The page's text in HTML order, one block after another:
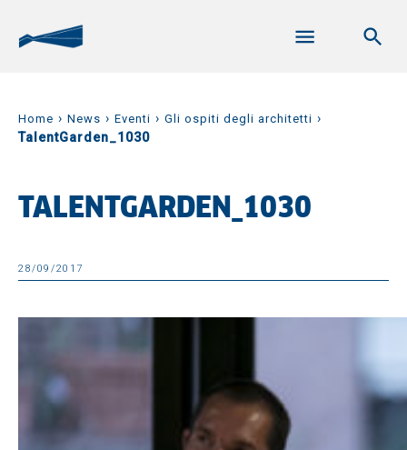
Home › News › Eventi › Gli ospiti degli architetti ›
TalentGarden_1030
TALENTGARDEN_1030
28/09/2017